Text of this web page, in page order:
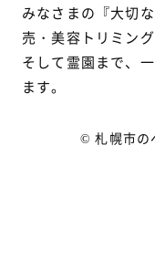
みなさまの『大切
売・美容トリミング
そして霊園まで、
ます。
© 札幌市の